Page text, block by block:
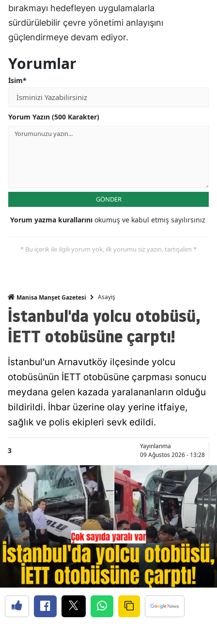
bırakmayı hedefleyen uygulamalarla
sürdürülebilir çevre yönetimi anlayışını
güçlendirmeye devam ediyor.
Yorumlar
İsim*
Yorum Yazın (500 Karakter)
GÖNDER
Yorum yazma kurallarını okumuş ve kabul etmiş sayılırsınız
* Bu içerik ile ilgili yorum yok, ilk yorumu siz yazın, tartışalım *
Manisa Manşet Gazetesi Asayiş
İstanbul'da yolcu otobüsü,
İETT otobüsüne çarptı!
İstanbul'un Arnavutköy ilçesinde yolcu
otobüsünün İETT otobüsüne çarpması sonucu
meydana gelen kazada yaralananların olduğu
bildirildi. İhbar üzerine olay yerine itfaiye,
sağlık ve polis ekipleri sevk edildi.
3
Yayınlanma
09 Ağustos 2026 - 13:28